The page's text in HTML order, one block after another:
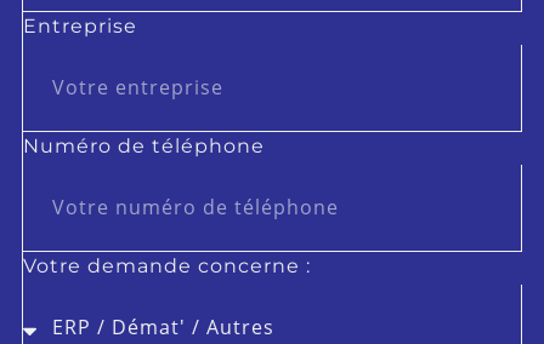
Entreprise
Numéro de téléphone
Votre demande concerne :